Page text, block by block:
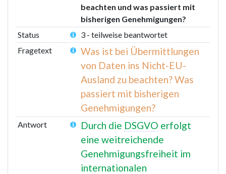
beachten und was passiert mit
bisherigen Genehmigungen?
Status
3 - teilweise beantwortet
Fragetext
Was ist bei Übermittlungen
von Daten ins Nicht-EU-
Ausland zu beachten? Was
passiert mit bisherigen
Genehmigungen?
Antwort Durch die DSGVO erfolgt
eine weitreichende
Genehmigungsfreiheit im
internationalen